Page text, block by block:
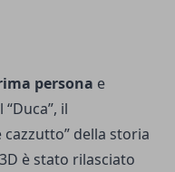
persona e
il
della storia
è stato rilasciato